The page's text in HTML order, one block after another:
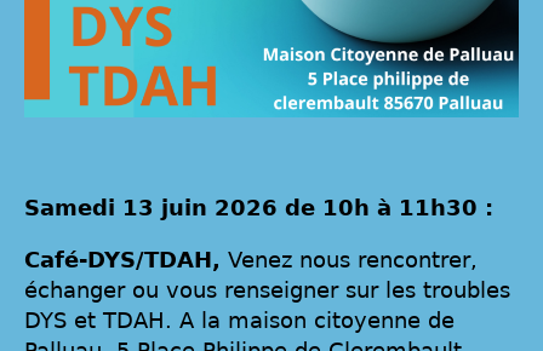
Samedi 13 juin 2026 de 10h à 11h30 :
Café-DYS/TDAH, Venez nous rencontrer,
échanger ou vous renseigner sur les troubles
DYS et TDAH. A la maison citoyenne de